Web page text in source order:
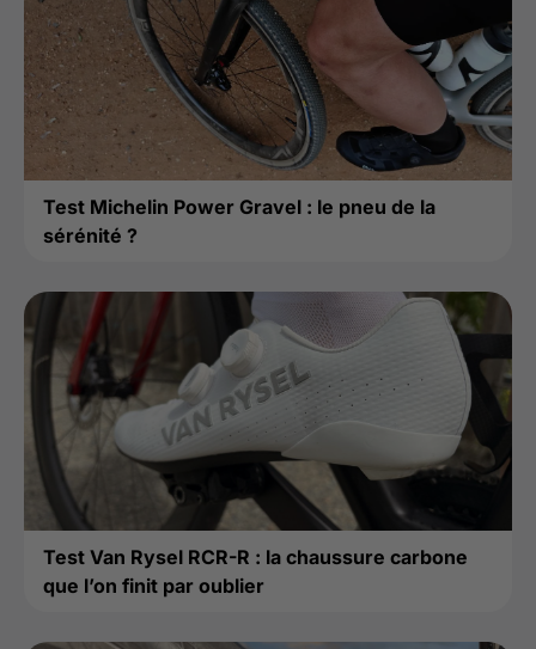
Test Michelin Power Gravel : le pneu de la
sérénité ?
Test Van Rysel RCR-R : la chaussure carbone
que l’on finit par oublier